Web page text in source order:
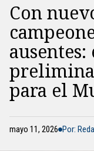
Con
para el
mayo 11, 2026 Por: